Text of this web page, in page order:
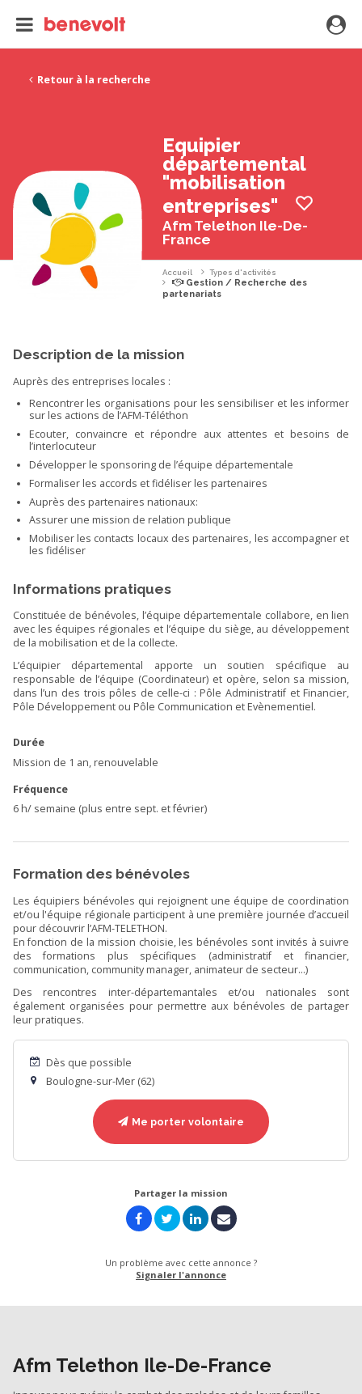
Retour à la recherche
Equipier
départemental
"mobilisation
entreprises"
Afm Telethon Ile-De-
France
Accueil Types d'activités
Gestion / Recherche des
partenariats
Description de la mission
Auprès des entreprises locales :
Rencontrer les organisations pour les sensibiliser et les informer
sur les actions de l’AFM-Téléthon
Ecouter, convaincre et répondre aux attentes et besoins de
l’interlocuteur
Développer le sponsoring de l’équipe départementale
Formaliser les accords et fidéliser les partenaires
Auprès des partenaires nationaux:
Assurer une mission de relation publique
Mobiliser les contacts locaux des partenaires, les accompagner et
les fidéliser
Informations pratiques
Constituée de bénévoles, l’équipe départementale collabore, en lien
avec les équipes régionales et l’équipe du siège, au développement
de la mobilisation et de la collecte.
L’équipier départemental apporte un soutien spécifique au
responsable de l’équipe (Coordinateur) et opère, selon sa mission,
dans l’un des trois pôles de celle-ci : Pôle Administratif et Financier,
Pôle Développement ou Pôle Communication et Evènementiel.
Durée
Mission de 1 an, renouvelable
Fréquence
6 h/ semaine (plus entre sept. et février)
Formation des bénévoles
Les équipiers bénévoles qui rejoignent une équipe de coordination
et/ou l'équipe régionale participent à une première journée d’accueil
pour découvrir l’AFM-TELETHON.
En fonction de la mission choisie, les bénévoles sont invités à suivre
des formations plus spécifiques (administratif et financier,
communication, community manager, animateur de secteur...)
Des rencontres inter-départemantales et/ou nationales sont
également organisées pour permettre aux bénévoles de partager
leur pratiques.
Dès que possible
Boulogne-sur-Mer (62)
Me porter volontaire
Partager la mission
Un problème avec cette annonce ?
Signaler l'annonce
Afm Telethon Ile-De-France